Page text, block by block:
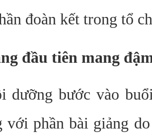
đoàn kết trong tổ
đầu tiên mang
dưỡng bước vào
với phần bài giảng